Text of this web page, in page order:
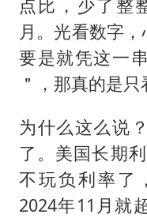
点比，少了整
月。光看数字
要是就凭这一
＂，那真的是只
为什么这么说
了。美国长期
不玩负利率了
2024年11月就